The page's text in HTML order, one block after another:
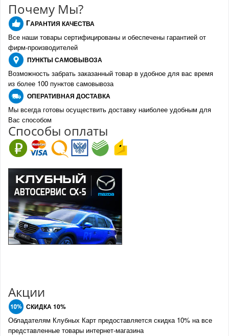
Почему Мы?
ГАРАНТИЯ КАЧЕСТВА
Все наши товары сертифицированы и обеспечены гарантией от
фирм-производителей
ПУНКТЫ САМОВЫВОЗА
Возможность забрать заказанный товар в удобное для вас время
из более 100 пунктов самовывоза
ОПЕРАТИВНАЯ ДОСТАВКА
Мы всегда готовы осуществить доставку наиболее удобным для
Вас способом
Способы оплаты
Акции
СКИДКА 10%
Обладателям Клубных Карт предоставляется скидка 10% на все
представленные товары интернет-магазина